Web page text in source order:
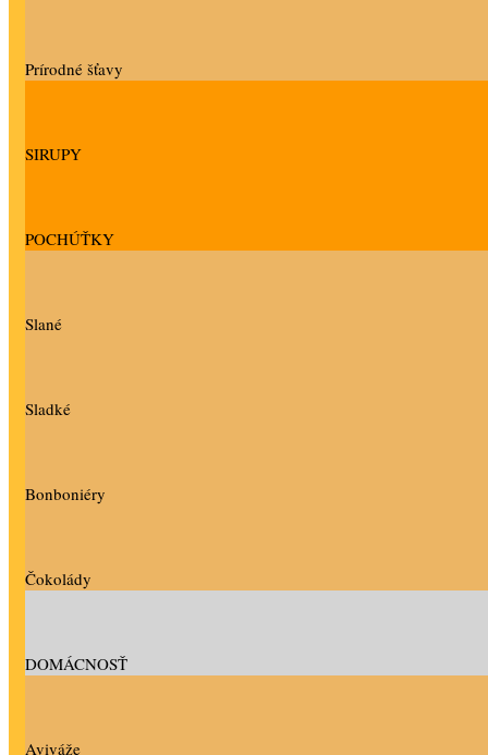
Prírodné šťavy
SIRUPY
POCHÚŤKY
Slané
Sladké
Bonboniéry
Čokolády
DOMÁCNOSŤ
Aviváže